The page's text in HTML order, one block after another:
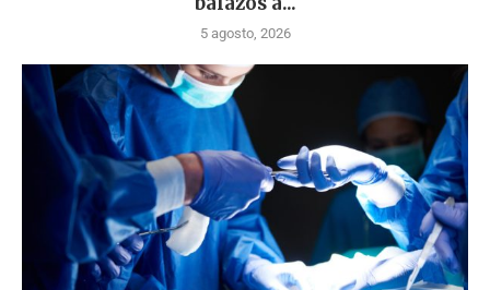
5 agosto, 2026